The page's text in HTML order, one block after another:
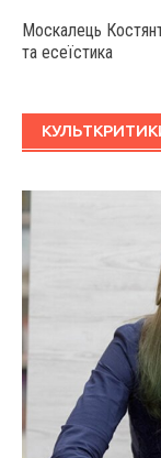
Москалець
та есеїстика